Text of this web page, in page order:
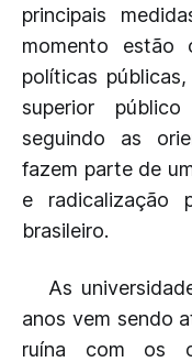
principais
momento
políticas
superior
seguindo as
fazem parte de
e radicalização
brasileiro.
As
anos vem sendo
ruína com os